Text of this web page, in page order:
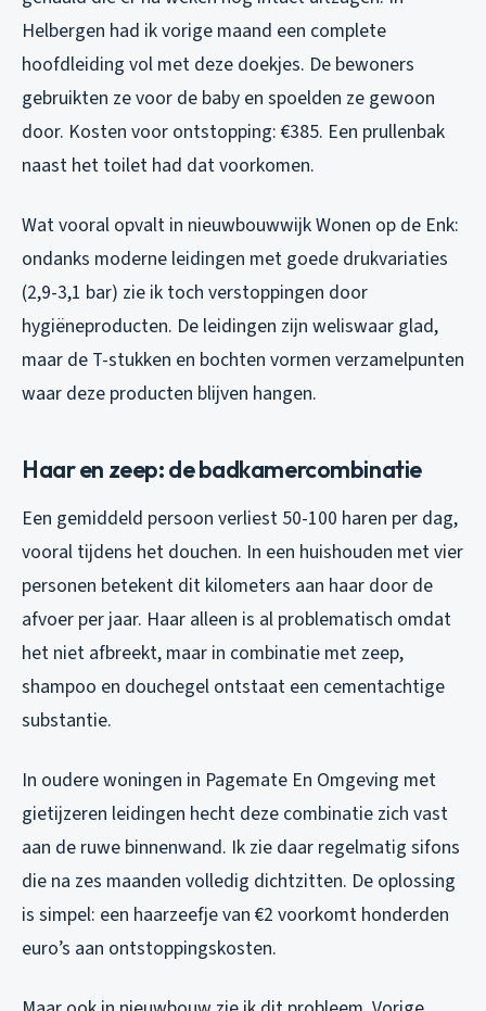
Helbergen had ik vorige maand een complete
hoofdleiding vol met deze doekjes. De bewoners
gebruikten ze voor de baby en spoelden ze gewoon
door. Kosten voor ontstopping: €385. Een prullenbak
naast het toilet had dat voorkomen.
Wat vooral opvalt in nieuwbouwwijk Wonen op de Enk:
ondanks moderne leidingen met goede drukvariaties
(2,9-3,1 bar) zie ik toch verstoppingen door
hygiëneproducten. De leidingen zijn weliswaar glad,
maar de T-stukken en bochten vormen verzamelpunten
waar deze producten blijven hangen.
Haar en zeep: de badkamercombinatie
Een gemiddeld persoon verliest 50-100 haren per dag,
vooral tijdens het douchen. In een huishouden met vier
personen betekent dit kilometers aan haar door de
afvoer per jaar. Haar alleen is al problematisch omdat
het niet afbreekt, maar in combinatie met zeep,
shampoo en douchegel ontstaat een cementachtige
substantie.
In oudere woningen in Pagemate En Omgeving met
gietijzeren leidingen hecht deze combinatie zich vast
aan de ruwe binnenwand. Ik zie daar regelmatig sifons
die na zes maanden volledig dichtzitten. De oplossing
is simpel: een haarzeefje van €2 voorkomt honderden
euro’s aan ontstoppingskosten.